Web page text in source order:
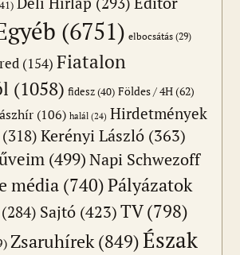
(6751) elbocsátás (29)
(154) Fiatalon
(1058) fidesz(40) Földes / 4H(62)
(106) halál (24) Hirdetmények
Kerényi László (363)
(499)Napi Schwezoff
média (740)Pályázatok
(284) Sajtó (423)TV(798)
Zsaruhírek(849)Észak